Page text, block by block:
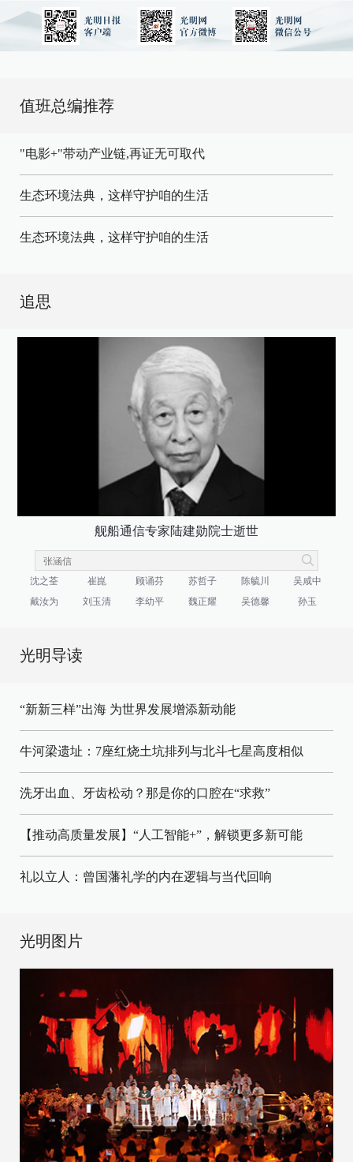
值班总编推荐
"电影+"带动产业链,再证无可取代
生态环境法典，这样守护咱的生活
生态环境法典，这样守护咱的生活
追思
舰船通信专家陆建勋院士逝世
沈之荃 崔崑 顾诵芬 苏哲子 陈毓川
吴咸中
戴汝为
刘玉清 李幼平 魏正耀 吴德馨 孙玉
光明导读
“新新三样”出海 为世界发展增添新动能
牛河梁遗址：7座红烧土坑排列与北斗七星高度相似
洗牙出血、牙齿松动？那是你的口腔在“求救”
【推动高质量发展】“人工智能+”，解锁更多新可能
礼以立人：曾国藩礼学的内在逻辑与当代回响
光明图片